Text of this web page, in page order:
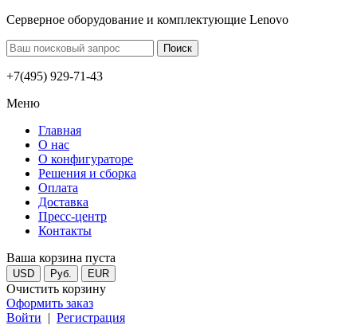
Серверное оборудование и комплектующие Lenovo
+7(495) 929-71-43
Меню
Главная
О нас
О конфигураторе
Решения и сборка
Оплата
Доставка
Пресс-центр
Контакты
Ваша корзина пуста
USD Руб. EUR
Очистить корзину
Оформить заказ
Войти | Регистрация